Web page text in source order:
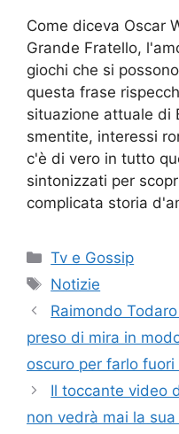
Come diceva Oscar
Grande Fratello,
giochi che si
questa frase
situazione attuale di
smentite, interessi
c'è di vero in tutto
sintonizzati per
complicata storia
Categorie
Tv e Gossip
Tag
Notizie
Raimondo
preso di mira in
oscuro per farlo
Il toccante video
non vedrà mai la